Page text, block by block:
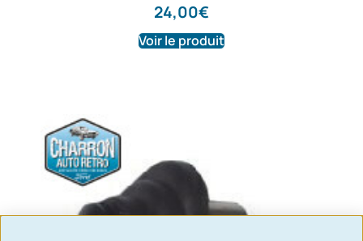
24,00€
Voir le produit